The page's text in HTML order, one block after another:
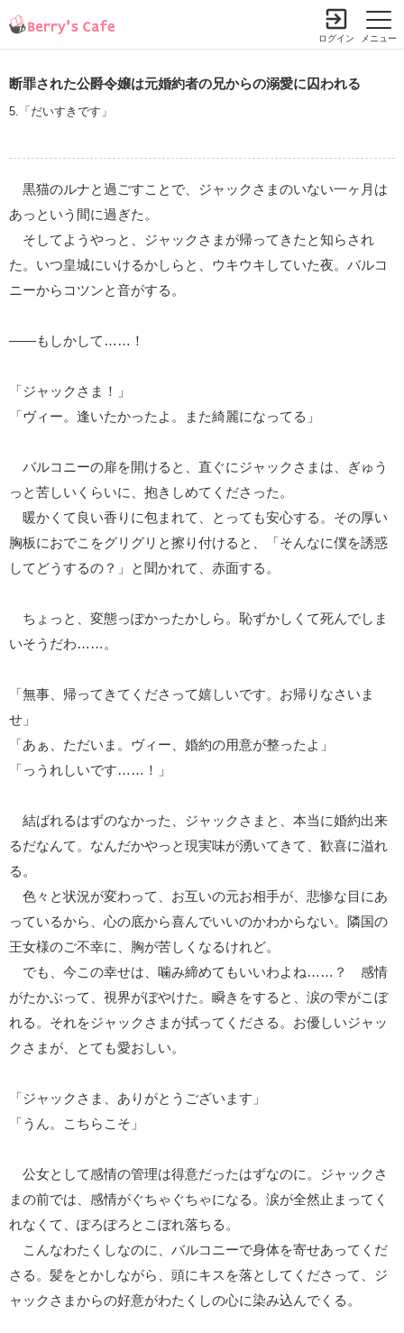
メニュー
ログイン
断罪された公爵令嬢は元婚約者の兄からの溺愛に囚われる
5.「だいすきです」
黒猫のルナと過ごすことで、ジャックさまのいない一ヶ月は
あっという間に過ぎた。
そしてようやっと、ジャックさまが帰ってきたと知らされ
た。いつ皇城にいけるかしらと、ウキウキしていた夜。バルコ
ニーからコツンと音がする。
――もしかして……！
「ジャックさま！」
「ヴィー。逢いたかったよ。また綺麗になってる」
バルコニーの扉を開けると、直ぐにジャックさまは、ぎゅう
っと苦しいくらいに、抱きしめてくださった。
暖かくて良い香りに包まれて、とっても安心する。その厚い
胸板におでこをグリグリと擦り付けると、「そんなに僕を誘惑
してどうするの？」と聞かれて、赤面する。
ちょっと、変態っぽかったかしら。恥ずかしくて死んでしま
いそうだわ……。
「無事、帰ってきてくださって嬉しいです。お帰りなさいま
せ」
「あぁ、ただいま。ヴィー、婚約の用意が整ったよ」
「っうれしいです……！」
結ばれるはずのなかった、ジャックさまと、本当に婚約出来
るだなんて。なんだかやっと現実味が湧いてきて、歓喜に溢れ
る。
色々と状況が変わって、お互いの元お相手が、悲惨な目にあ
っているから、心の底から喜んでいいのかわからない。隣国の
王女様のご不幸に、胸が苦しくなるけれど。
でも、今この幸せは、噛み締めてもいいわよね……？ 感情
がたかぶって、視界がぼやけた。瞬きをすると、涙の雫がこぼ
れる。それをジャックさまが拭ってくださる。お優しいジャッ
クさまが、とても愛おしい。
「ジャックさま、ありがとうございます」
「うん。こちらこそ」
公女として感情の管理は得意だったはずなのに。ジャックさ
まの前では、感情がぐちゃぐちゃになる。涙が全然止まってく
れなくて、ぽろぽろとこぼれ落ちる。
こんなわたくしなのに、バルコニーで身体を寄せあってくだ
さる。髪をとかしながら、頭にキスを落としてくださって、ジ
ャックさまからの好意がわたくしの心に染み込んでくる。